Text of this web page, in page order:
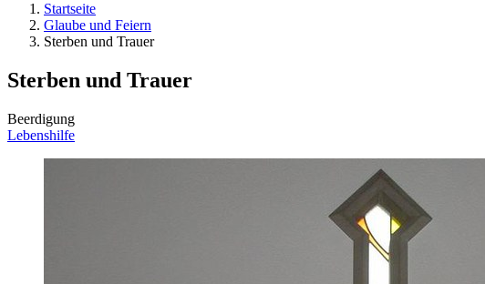
Startseite
Glaube und Feiern
Sterben und Trauer
Sterben und Trauer
Beerdigung
Lebenshilfe